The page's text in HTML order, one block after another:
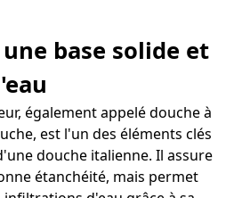
base solide et
également appelé douche à
est l'un des éléments clés
douche italienne. Il assure
étanchéité, mais permet